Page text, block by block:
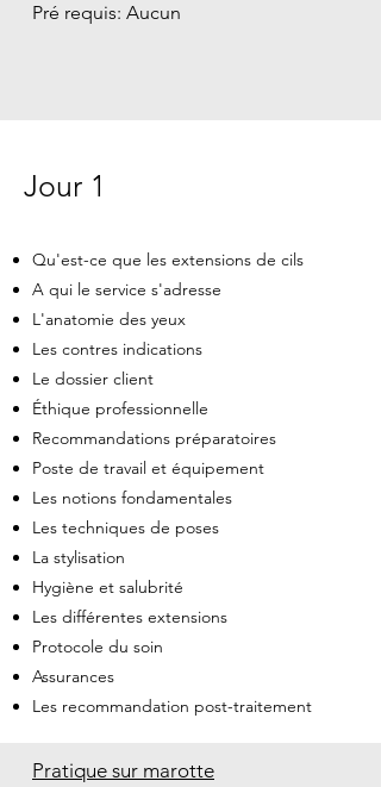
Pré requis: Aucun
Jour 1
Qu'est-ce que les extensions de cils
A qui le service s'adresse
L'anatomie des yeux
Les contres indications
Le dossier client
Éthique professionnelle
Recommandations préparatoires
Poste de travail et équipement
Les notions fondamentales
Les techniques de poses
La stylisation
Hygiène et salubrité
Les différentes extensions
Protocole du soin
Assurances
Les recommandation post-traitement
Pratique sur marotte